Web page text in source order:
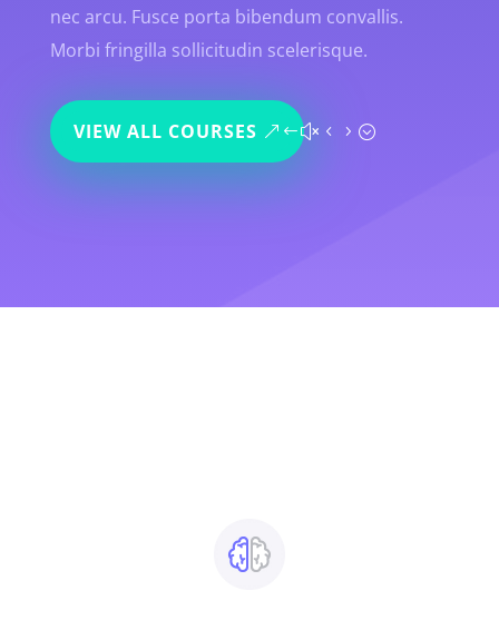
nec arcu. Fusce porta bibendum convallis.
Morbi fringilla sollicitudin scelerisque.
VIEW ALL COURSES